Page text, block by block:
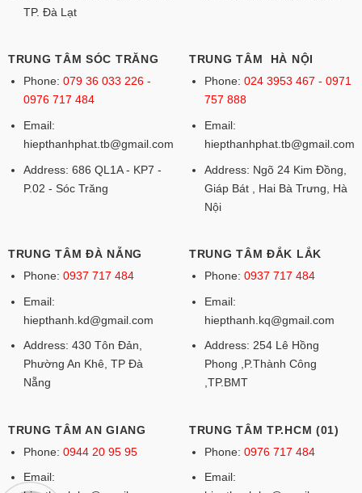
TP. Đà Lạt
TRUNG TÂM SÓC TRĂNG
Phone: 079 36 033 226 -
0976 717 484
Email:
hiepthanhphat.tb@gmail.com
Address: 686 QL1A - KP7 -
P.02 - Sóc Trăng
TRUNG TÂM HÀ NỘI
Phone: 024 3953 467 - 0971
757 888
Email:
hiepthanhphat.tb@gmail.com
Address: Ngõ 24 Kim Đồng,
Giáp Bát , Hai Bà Trưng, Hà
Nội
TRUNG TÂM ĐÀ NẴNG
Phone: 0937 717 484
Email:
hiepthanh.kd@gmail.com
Address: 430 Tôn Đản,
Phường An Khê, TP Đà
Nẵng
TRUNG TÂM ĐẮK LẮK
Phone: 0937 717 484
Email:
hiepthanh.kq@gmail.com
Address: 254 Lê Hồng
Phong ,P.Thành Công
,TP.BMT
TRUNG TÂM AN GIANG
Phone: 0944 20 95 95
Email:
TRUNG TÂM TP.HCM (01)
Phone: 0976 717 484
Email: